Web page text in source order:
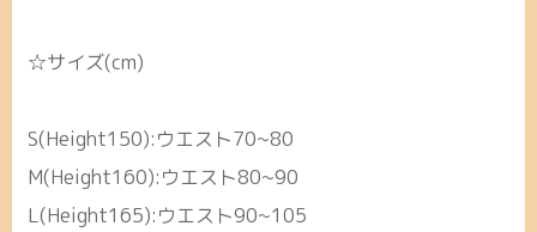
☆サイズ(cm)
S(Height150):ウエスト70~80
M(Height160):ウエスト80~90
L(Height165):ウエスト90~105